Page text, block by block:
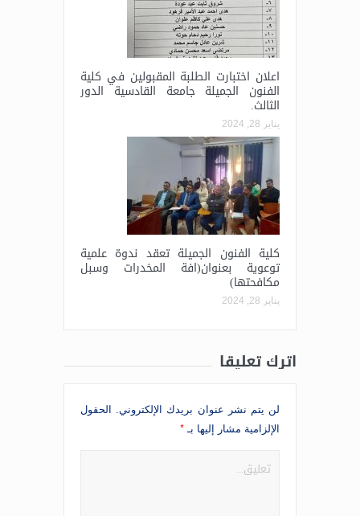
اعلان اختبارت الطلبة المقبولين في كلية
الفنون الجميلة جامعة القادسية الدور
الثالث.
يناير 28, 2024
كلية الفنون الجميلة تعقد ندوة علمية
توعوية بعنوان(افة المخدرات وسبل
مكافحتها)
يناير 28, 2024
اترك تعليقاً
لن يتم نشر عنوان بريدك الإلكتروني.
الحقول
الإلزامية مشار إليها بـ *